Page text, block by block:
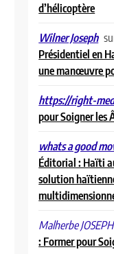
d’hélicoptère
Wilner Joseph
Présidentiel en
une manœuvre
https://right-
pour Soigner les
whats a good
Éditorial : Haïti
solution
Malherbe
: Former pour